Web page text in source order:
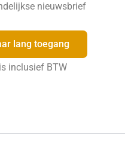
nieuwsbrief
lang toegang
inclusief BTW